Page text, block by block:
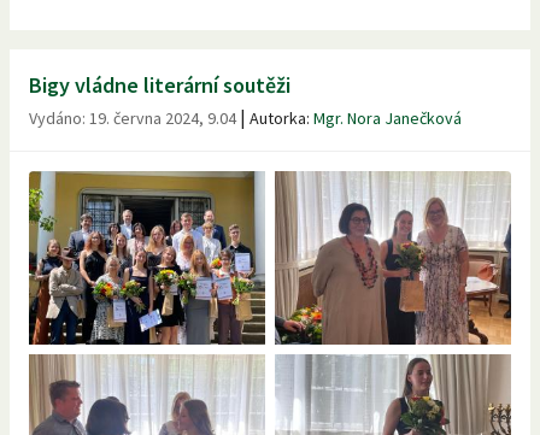
Bigy vládne literární soutěži
Vydáno: 19. června 2024, 9.04| Autorka: Mgr. Nora Janečková